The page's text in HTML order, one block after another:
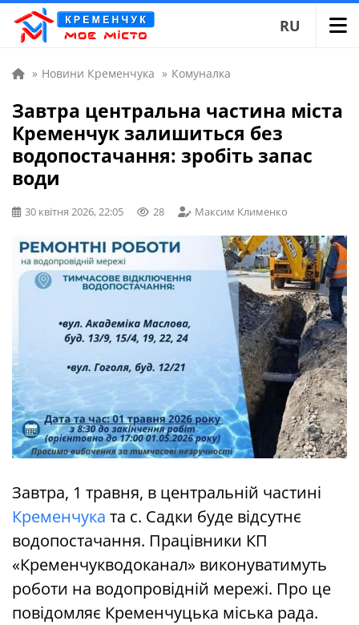
RU
» Новини Кременчука » Комуналка
Завтра центральна частина міста
Кременчук залишиться без
водопостачання: зробіть запас
води
30 квітня 2026, 22:05 28 Максим Клименко
Завтра, 1 травня, в центральній частині
Кременчука та с. Садки буде відсутнє
водопостачання. Працівники КП
«Кременчукводоканал» виконуватимуть
роботи на водопровідній мережі. Про це
повідомляє Кременчуцька міська рада.